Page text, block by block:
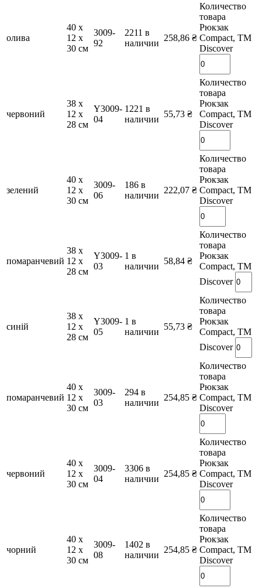
олива
40 х
12 х
30 см
3009-
92
2211 в
наличии
258,86 ₴
Количество
товара
Рюкзак
Compact, TM
Discover
червоний
38 х
12 х
28 см
Y3009-
04
1221 в
наличии
55,73 ₴
Количество
товара
Рюкзак
Compact, TM
Discover
зелений
40 х
12 х
30 см
3009-
06
186 в
наличии
222,07 ₴
Количество
товара
Рюкзак
Compact, TM
Discover
помаранчевий
38 х
12 х
28 см
Y3009-
03
1 в
наличии
58,84 ₴
Количество
товара
Рюкзак
Compact, TM
Discover
синій
38 х
12 х
28 см
Y3009-
05
1 в
наличии
55,73 ₴
Количество
товара
Рюкзак
Compact, TM
Discover
помаранчевий
40 х
12 х
30 см
3009-
03
294 в
наличии
254,85 ₴
Количество
товара
Рюкзак
Compact, TM
Discover
червоний
40 х
12 х
30 см
3009-
04
3306 в
наличии
254,85 ₴
Количество
товара
Рюкзак
Compact, TM
Discover
чорний
40 х
12 х
30 см
3009-
08
1402 в
наличии
254,85 ₴
Количество
товара
Рюкзак
Compact, TM
Discover